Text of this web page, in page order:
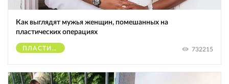
Как выглядят мужья женщин, помешанных на
пластических операциях
ПЛАСТИЧЕСКИЕ ОПЕРАЦИИ 732215